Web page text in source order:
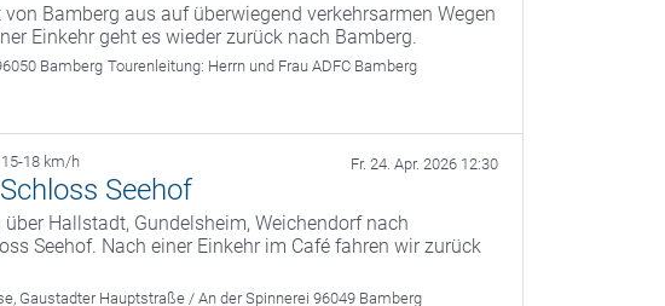
Bamberg aus auf überwiegend verkehrsarmen Wegen
Einkehr geht es wieder zurück nach Bamberg.
Bamberg Tourenleitung: Herrn und Frau ADFC Bamberg
15-18 km/h Fr. 24. Apr. 2026 12:30
Seehof
Hallstadt, Gundelsheim, Weichendorf nach
Seehof. Nach einer Einkehr im Café fahren wir zurück
Gaustadter Hauptstraße / An der Spinnerei 96049 Bamberg